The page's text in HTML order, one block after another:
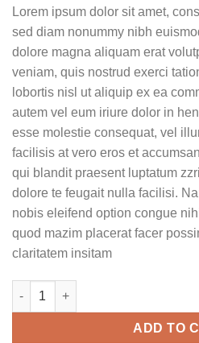
Lorem ipsum dolor sit amet,
sed diam nonummy nibh
dolore magna aliquam erat
veniam, quis nostrud exerci
lobortis nisl ut aliquip ex ea
autem vel eum iriure dolor in
esse molestie consequat, vel
facilisis at vero eros et
qui blandit praesent luptatum
dolore te feugait nulla facilisi.
nobis eleifend option congue
quod mazim placerat facer
claritatem insitam
Weekend Wine Course quantity
ADD TO